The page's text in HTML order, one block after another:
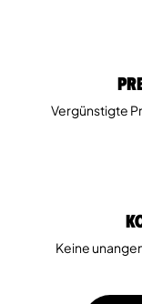
Vergünstigte
Keine